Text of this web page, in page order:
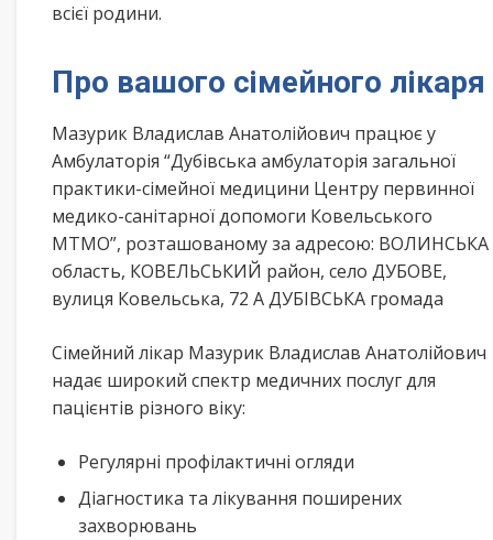
всієї родини.
Про вашого сімейного лікаря
Мазурик Владислав Анатолійович працює у
Амбулаторія “Дубівська амбулаторія загальної
практики-сімейної медицини Центру первинної
медико-санітарної допомоги Ковельського
МТМО”, розташованому за адресою: ВОЛИНСЬКА
область, КОВЕЛЬСЬКИЙ район, село ДУБОВЕ,
вулиця Ковельська, 72 А ДУБІВСЬКА громада
Сімейний лікар Мазурик Владислав Анатолійович
надає широкий спектр медичних послуг для
пацієнтів різного віку:
Регулярні профілактичні огляди
Діагностика та лікування поширених
захворювань